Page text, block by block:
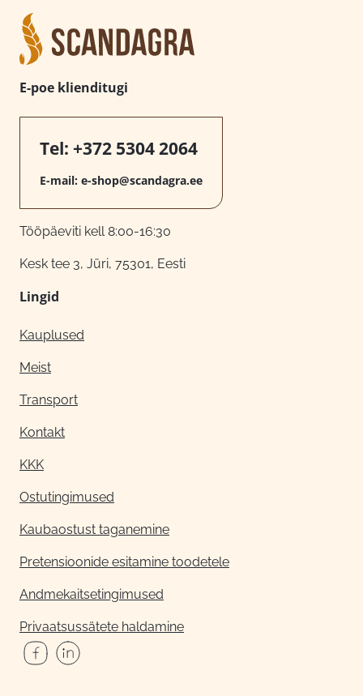
E-poe klienditugi
Tel: +372 5304 2064
E-mail: e-shop@scandagra.ee
Tööpäeviti kell 8:00-16:30
Kesk tee 3, Jüri, 75301, Eesti
Lingid
Kauplused
Meist
Transport
Kontakt
KKK
Ostutingimused
Kaubaostust taganemine
Pretensioonide esitamine toodetele
Andmekaitsetingimused
Privaatsussätete haldamine